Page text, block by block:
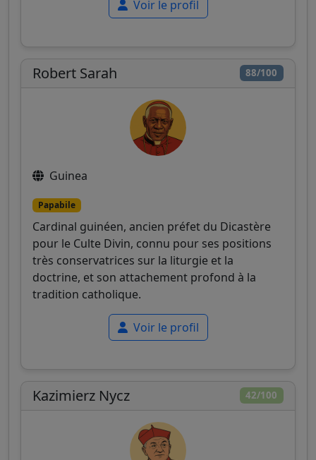
Voir le profil
88/100
Robert Sarah
Guinea
Papabile
Cardinal guinéen, ancien préfet du Dicastère
pour le Culte Divin, connu pour ses positions
très conservatrices sur la liturgie et la
doctrine, et son attachement profond à la
tradition catholique.
Voir le profil
42/100
Kazimierz Nycz